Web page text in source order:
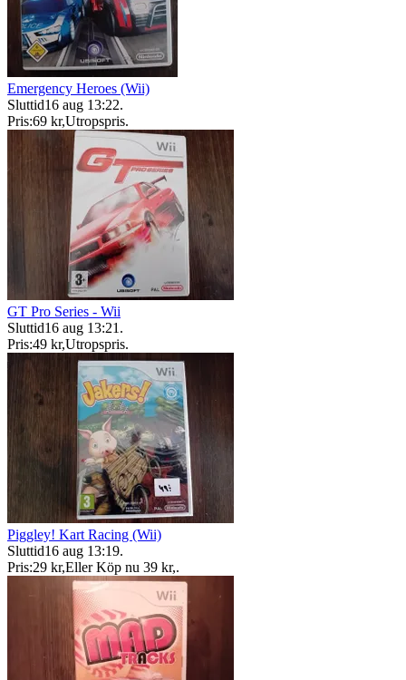
Emergency Heroes (Wii)
Sluttid16 aug 13:22.
Pris:69 kr,Utropspris.
GT Pro Series - Wii
Sluttid16 aug 13:21 .
Pris:49 kr,Utropspris.
Piggley! Kart Racing (Wii)
Sluttid16 aug 13:19.
Pris:29 kr,Eller Köp nu 39 kr,.